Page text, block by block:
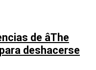
de âThe
deshacerse